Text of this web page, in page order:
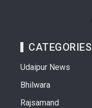
CATEGORIES
Udaipur News
Bhilwara
Rajsamand